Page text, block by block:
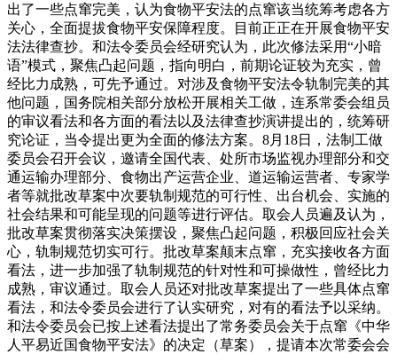
出了一些点窜完美，认为食物平安法的点窜该当统筹考虑各方
关心，全面提拔食物平安保障程度。目前正正在开展食物平安
法法律查抄。和法令委员会经研究认为，此次修法采用“小暗
语”模式，聚焦凸起问题，指向明白，前期论证较为充实，曾
经比力成熟，可先予通过。对涉及食物平安法令轨制完美的其
他问题，国务院相关部分放松开展相关工做，连系常委会组员
的审议看法和各方面的看法以及法律查抄演讲提出的，统筹研
究论证，当令提出更为全面的修法方案。8月18日，法制工做
委员会召开会议，邀请全国代表、处所市场监视办理部分和交
通运输办理部分、食物出产运营企业、道运输运营者、专家学
者等就批改草案中次要轨制规范的可行性、出台机会、实施的
社会结果和可能呈现的问题等进行评估。取会人员遍及认为，
批改草案贯彻落实决策摆设，聚焦凸起问题，积极回应社会关
心，轨制规范切实可行。批改草案颠末点窜，充实接收各方面
看法，进一步加强了轨制规范的针对性和可操做性，曾经比力
成熟，审议通过。取会人员还对批改草案提出了一些具体点窜
看法，和法令委员会进行了认实研究，对有的看法予以采纳。
和法令委员会已按上述看法提出了常务委员会关于点窜《中华
人平易近国食物平安法》的决定（草案），提请本次常委会会